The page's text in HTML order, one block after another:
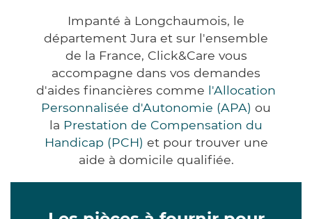
Impanté à Longchaumois, le
département Jura et sur l'ensemble
de la France, Click&Care vous
accompagne dans vos demandes
d'aides financières comme l'Allocation
Personnalisée d'Autonomie (APA) ou
la Prestation de Compensation du
Handicap (PCH) et pour trouver une
aide à domicile qualifiée.